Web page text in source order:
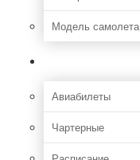
Модель самолета
Авиабилеты
Чартерные